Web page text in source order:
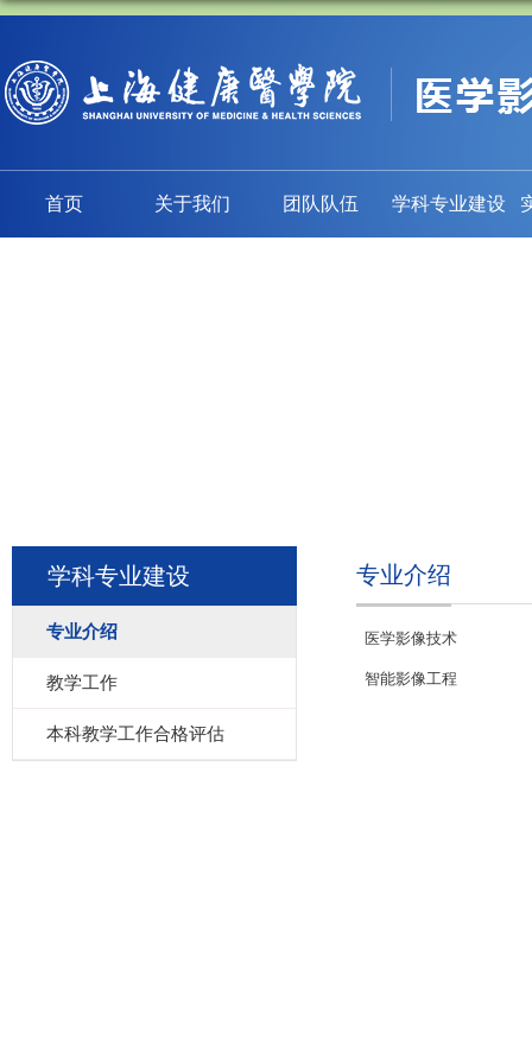
首页 关于我们 团队队伍 学科专业建设
学科专业建设
专业介绍
教学工作
本科教学工作合格评估
专业介绍
医学影像技术
智能影像工程